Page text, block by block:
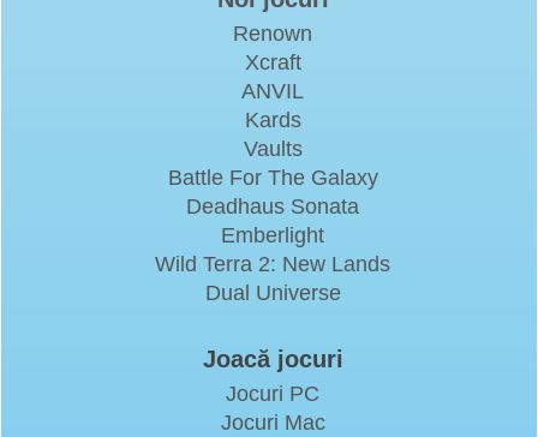
Renown
Xcraft
ANVIL
Kards
Vaults
Battle For The Galaxy
Deadhaus Sonata
Emberlight
Wild Terra 2: New Lands
Dual Universe
Joacă jocuri
Jocuri PC
Jocuri Mac